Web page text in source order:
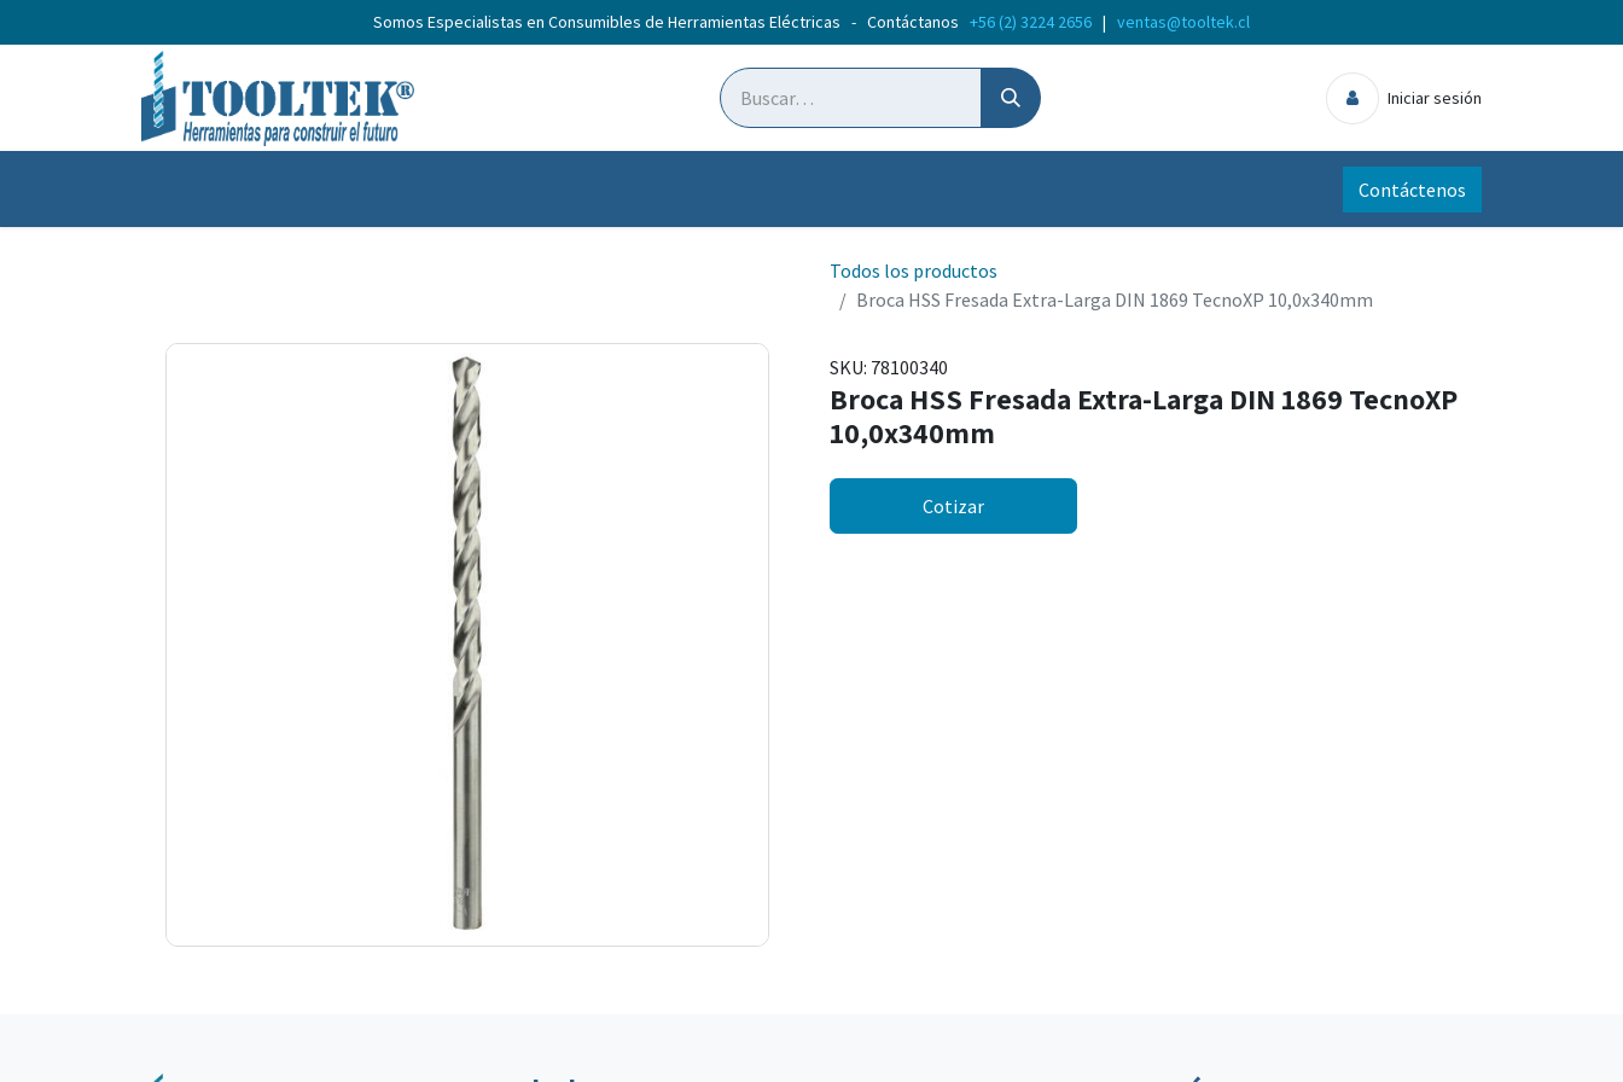
Somos Especialistas en Consumibles de Herramientas Eléctricas - Contáctanos +56 (2) 3224 2656 | ventas@tooltek.cl
Iniciar sesión
Contáctenos
Todos los productos
Broca HSS Fresada Extra-Larga DIN 1869 TecnoXP 10,0x340mm
SKU: 78100340
Broca HSS Fresada Extra-Larga DIN 1869 TecnoXP
10,0x340mm
Cotizar